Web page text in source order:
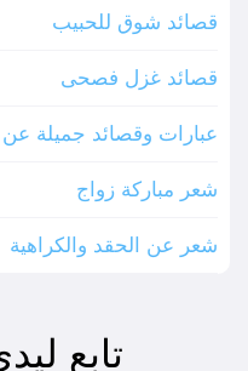
قصائد شوق للحبيب
قصائد غزل فصحى
عبارات وقصائد جميلة
شعر مباركة زواج
شعر عن الحقد والكراهية
تابع